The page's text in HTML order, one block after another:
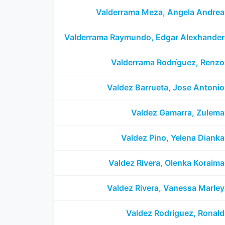
Valderrama Meza, Angela Andrea
Valderrama Raymundo, Edgar Alexhander
Valderrama Rodríguez, Renzo
Valdez Barrueta, Jose Antonio
Valdez Gamarra, Zulema
Valdez Pino, Yelena Dianka
Valdez Rivera, Olenka Koraima
Valdez Rivera, Vanessa Marley
Valdez Rodriguez, Ronald